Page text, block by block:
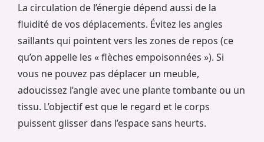
La circulation de l’énergie dépend aussi de la
fluidité de vos déplacements. Évitez les angles
saillants qui pointent vers les zones de repos (ce
qu’on appelle les « flèches empoisonnées »). Si
vous ne pouvez pas déplacer un meuble,
adoucissez l’angle avec une plante tombante ou un
tissu. L’objectif est que le regard et le corps
puissent glisser dans l’espace sans heurts.